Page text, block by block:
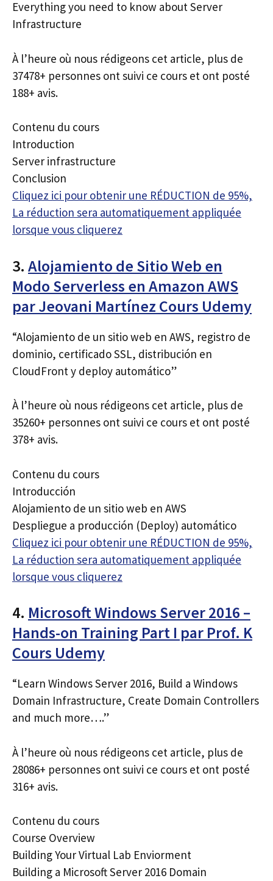
Everything you need to know about Server
Infrastructure
À l’heure où nous rédigeons cet article, plus de
37478+ personnes ont suivi ce cours et ont posté
188+ avis.
Contenu du cours
Introduction
Server infrastructure
Conclusion
Cliquez ici pour obtenir une RÉDUCTION de 95%,
La réduction sera automatiquement appliquée
lorsque vous cliquerez
3. Alojamiento de Sitio Web en
Modo Serverless en Amazon AWS
par Jeovani Martínez Cours Udemy
“Alojamiento de un sitio web en AWS, registro de
dominio, certificado SSL, distribución en
CloudFront y deploy automático”
À l’heure où nous rédigeons cet article, plus de
35260+ personnes ont suivi ce cours et ont posté
378+ avis.
Contenu du cours
Introducción
Alojamiento de un sitio web en AWS
Despliegue a producción (Deploy) automático
Cliquez ici pour obtenir une RÉDUCTION de 95%,
La réduction sera automatiquement appliquée
lorsque vous cliquerez
4. Microsoft Windows Server 2016 –
Hands-on Training Part I par Prof. K
Cours Udemy
“Learn Windows Server 2016, Build a Windows
Domain Infrastructure, Create Domain Controllers
and much more….”
À l’heure où nous rédigeons cet article, plus de
28086+ personnes ont suivi ce cours et ont posté
316+ avis.
Contenu du cours
Course Overview
Building Your Virtual Lab Enviorment
Building a Microsoft Server 2016 Domain